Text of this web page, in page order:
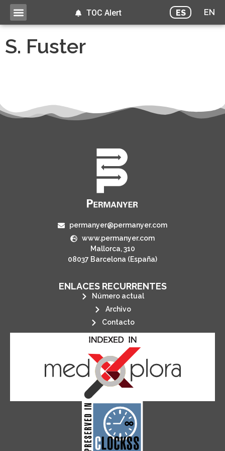
ES EN
TOC Alert
S. Fuster
permanyer@permanyer.com
www.permanyer.com
Mallorca, 310
08037 Barcelona (España)
ENLACES RECURRENTES
Número actual
Archivo
Contacto
CLOCKSS is a dak archive that
ensures the long-term survival
of web-based scholary
publications, governed by and for
its stakeholders.